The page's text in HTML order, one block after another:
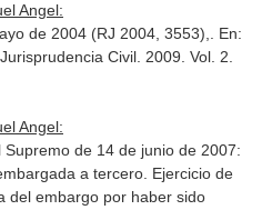
Angel:
de 2004 (RJ 2004, 3553),. En:
Civil. 2009. Vol. 2.
Angel:
de 14 de junio de 2007:
a tercero. Ejercicio de
del embargo por haber sido